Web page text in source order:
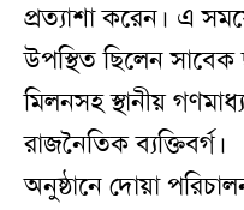
প্রত্যাশা করেন। এ
উপস্থিত ছিলেন সাবেক
মিলনসহ স্থানীয়
রাজনৈতিক ব্যক্তিবর্গ।
অনুষ্ঠানে দোয়া